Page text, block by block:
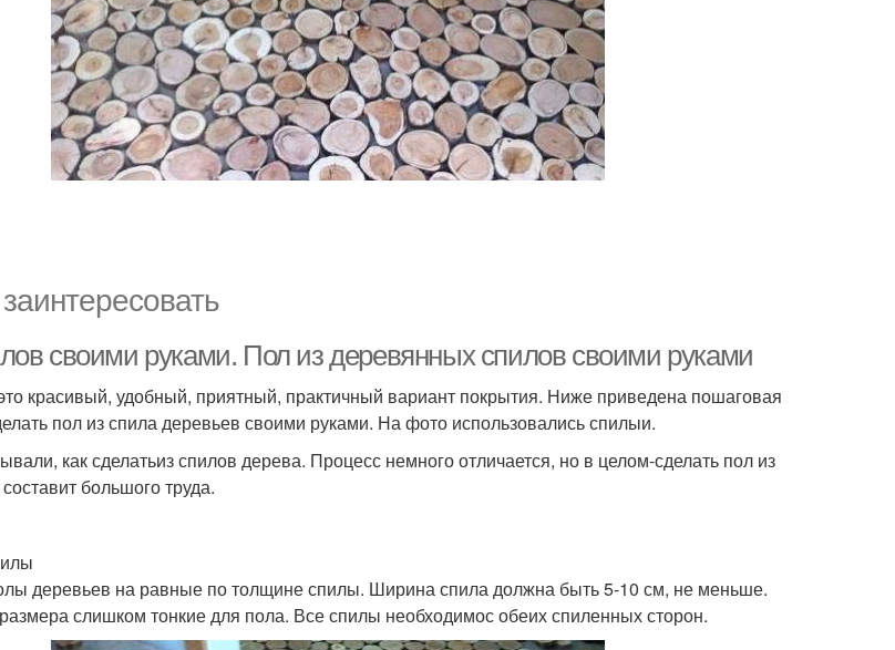
своими руками. Пол из деревянных спилов своими руками
красивый, удобный, приятный, практичный вариант покрытия. Ниже приведена пошаговая
пол из спила деревьев своими руками. На фото использовались спилыи.
как сделатьиз спилов дерева. Процесс немного отличается, но в целом-сделать пол из
большого труда.
деревьев на равные по толщине спилы. Ширина спила должна быть 5-10 см, не меньше.
слишком тонкие для пола. Все спилы необходимос обеих спиленных сторон.